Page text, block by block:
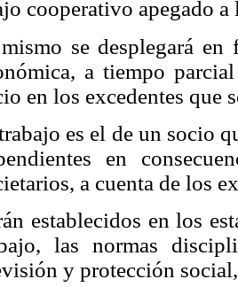
cooperativo apegado
se desplegará en
a tiempo
en los excedentes que
es el de un socio
en
a cuenta de los
establecidos en los
las normas
y protección